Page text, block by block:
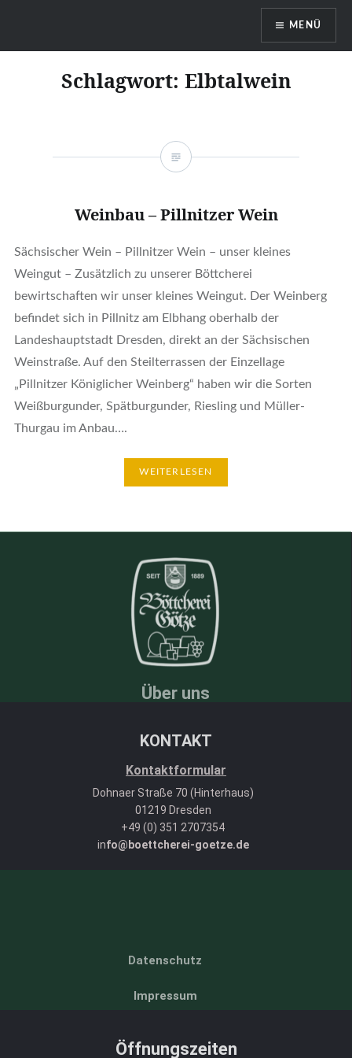
Böttcherei Götze Dresden
MENÜ
Schlagwort: Elbtalwein
Weinbau – Pillnitzer Wein
Sächsischer Wein – Pillnitzer Wein – unser kleines
Weingut – Zusätzlich zu unserer Böttcherei
bewirtschaften wir unser kleines Weingut. Der Weinberg
befindet sich in Pillnitz am Elbhang oberhalb der
Landeshauptstadt Dresden, direkt an der Sächsischen
Weinstraße. Auf den Steilterrassen der Einzellage
„Pillnitzer Königlicher Weinberg“ haben wir die Sorten
Weißburgunder, Spätburgunder, Riesling und Müller-
Thurgau im Anbau….
WEITERLESEN
Über uns
KONTAKT
Kontaktformular
Dohnaer Straße 70 (Hinterhaus)
01219 Dresden
+49 (0) 351 2707354
info@boettcherei-goetze.de
Datenschutz
Impressum
Öffnungszeiten